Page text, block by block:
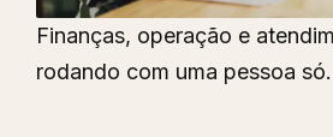
Finanças, operação e
rodando com uma pessoa só.